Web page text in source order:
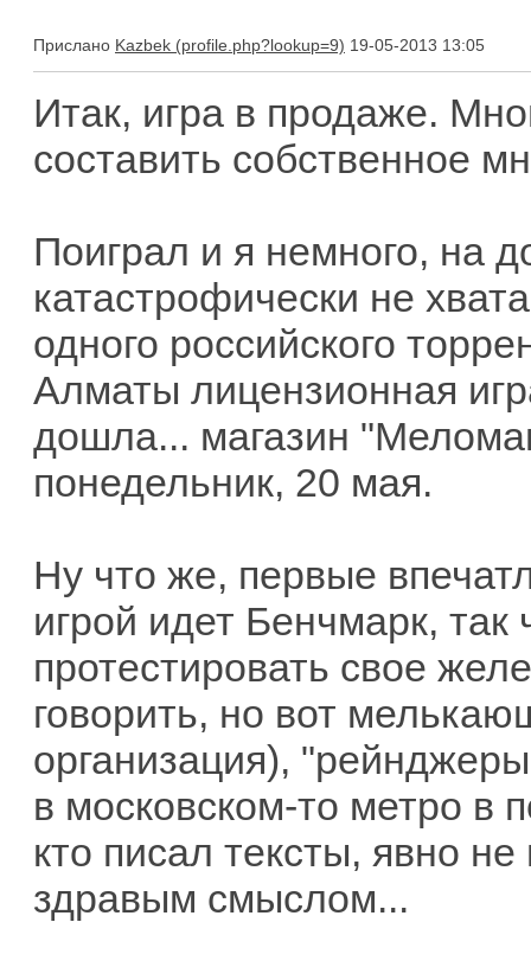
Прислано Kazbek 19-05-2013 13:05
Итак, игра в продаже.
составить собственное
Поиграл и я немного, на
катастрофически не
одного российского
Алматы лицензионная
дошла... магазин
понедельник, 20 мая.
Ну что же, первые
игрой идет Бенчмарк,
протестировать свое
говорить, но вот
организация),
в московском-то метро в
кто писал тексты, явно
здравым смыслом...